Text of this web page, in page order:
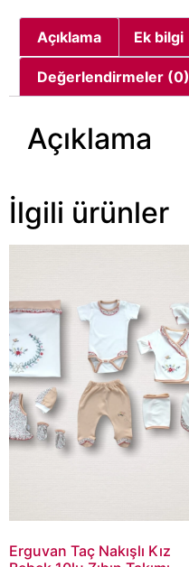
Açıklama Ek bilgi
Değerlendirmeler (0)
Açıklama
İlgili ürünler
Erguvan Taç Nakışlı Kız